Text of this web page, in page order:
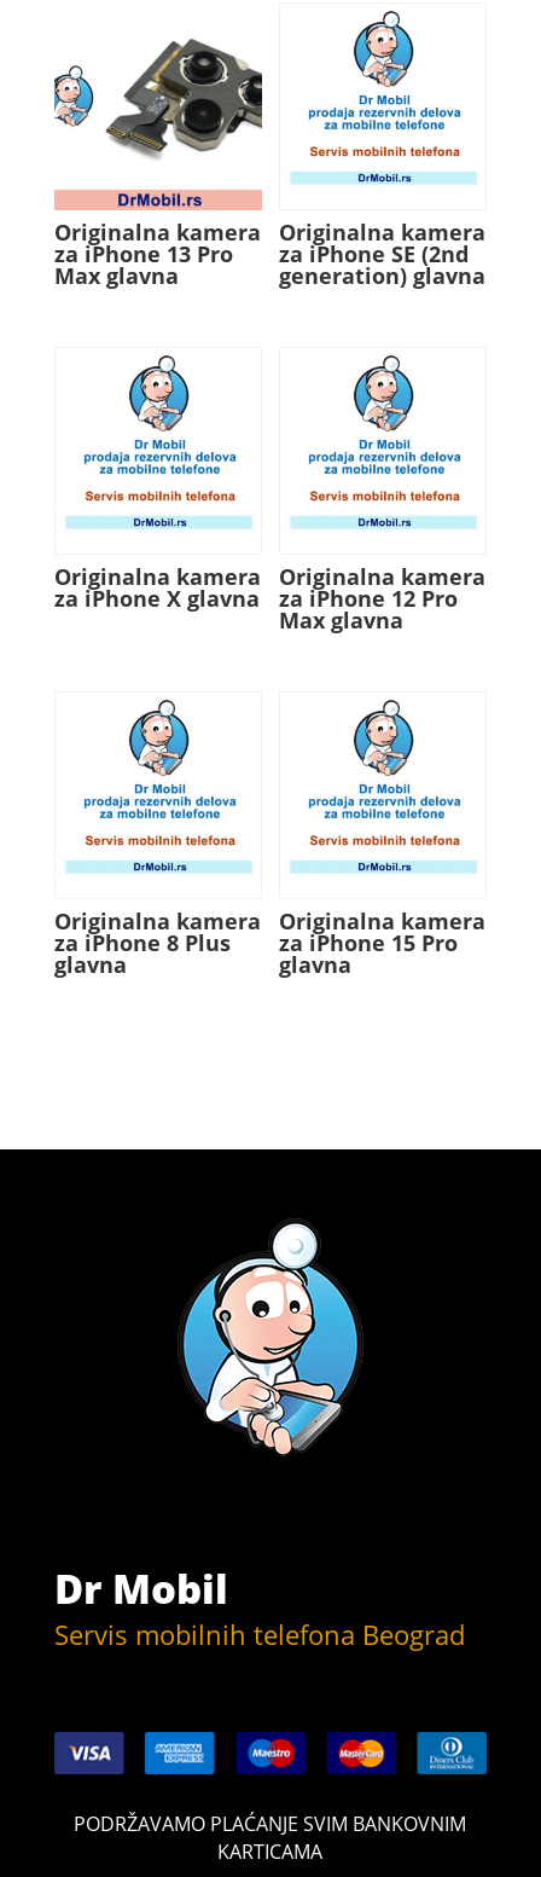
Originalna kamera
za iPhone 13 Pro
Max glavna
Originalna kamera
za iPhone SE (2nd
generation) glavna
Originalna kamera
za iPhone X glavna
Originalna kamera
za iPhone 12 Pro
Max glavna
Originalna kamera
za iPhone 8 Plus
glavna
Originalna kamera
za iPhone 15 Pro
glavna
Dr Mobil
Servis mobilnih telefona Beograd
PODRŽAVAMO PLAĆANJE SVIM BANKOVNIM
KARTICAMA